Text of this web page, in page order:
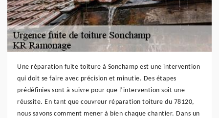
Une réparation fuite toiture à Sonchamp est une intervention
qui doit se faire avec précision et minutie. Des étapes
prédéfinies sont à suivre pour que l’intervention soit une
réussite. En tant que couvreur réparation toiture du 78120,
nous savons comment mener à bien chaque chantier. Dans un